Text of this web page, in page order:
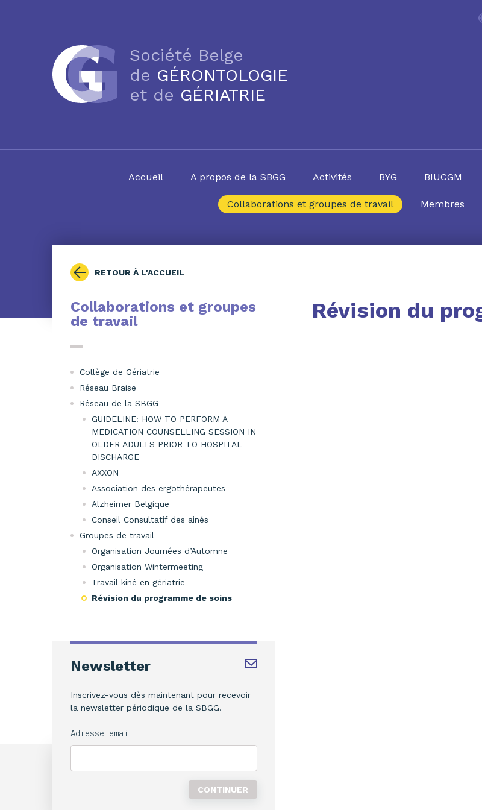
Société Belge
de GÉRONTOLOGIE
et de GÉRIATRIE
Accueil A propos de la SBGG Activités BYG BIUCGM
Collaborations et groupes de travail Membres
RETOUR À L'ACCUEIL
Collaborations et groupes
de travail
Collège de Gériatrie
Réseau Braise
Réseau de la SBGG
GUIDELINE: HOW TO PERFORM A
MEDICATION COUNSELLING SESSION IN
OLDER ADULTS PRIOR TO HOSPITAL
DISCHARGE
AXXON
Association des ergothérapeutes
Alzheimer Belgique
Conseil Consultatif des ainés
Groupes de travail
Organisation Journées d’Automne
Organisation Wintermeeting
Travail kiné en gériatrie
Révision du programme de soins
Newsletter
Inscrivez-vous dès maintenant pour recevoir
la newsletter périodique de la SBGG.
Adresse email
Révision du